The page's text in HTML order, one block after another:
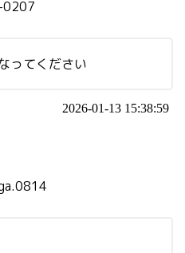
ってください
2026-01-13 15:38:59